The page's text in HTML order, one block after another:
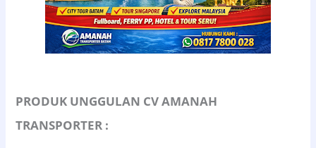
PRODUK UNGGULAN CV AMANAH
TRANSPORTER :